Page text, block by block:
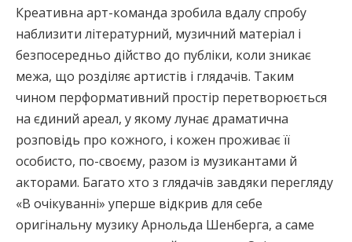
Креативна арт-команда зробила вдалу спробу
наблизити літературний, музичний матеріал і
безпосередньо дійство до публіки, коли зникає
межа, що розділяє артистів і глядачів. Таким
чином перформативний простір перетворюється
на єдиний ареал, у якому лунає драматична
розповідь про кожного, і кожен проживає її
особисто, по-своєму, разом із музикантами й
акторами. Багато хто з глядачів завдяки перегляду
«В очікуванні» уперше відкрив для себе
оригінальну музику Арнольда Шенберга, а саме